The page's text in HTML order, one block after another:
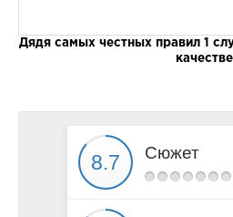
Дядя самых честных правил 1
качестве
Сюжет